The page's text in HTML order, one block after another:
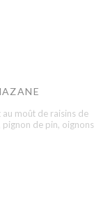
moût de raisins de
de pin, oignons